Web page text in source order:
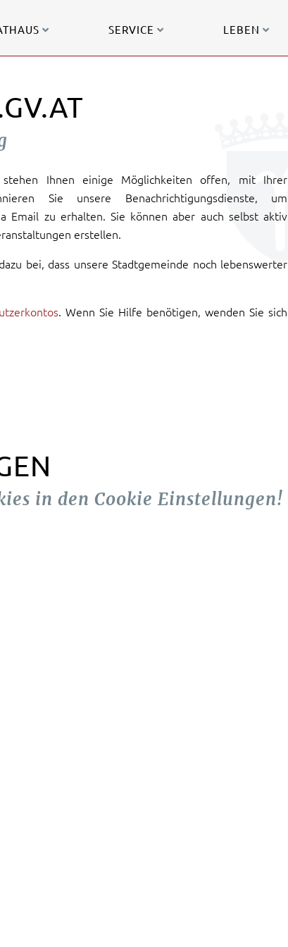
SERVICE LEBEN
Ihnen einige Möglichkeiten offen, mit Ihrer
Sie unsere Benachrichtigungsdienste, um
Email zu erhalten. Sie können aber auch selbst aktiv
erstellen.
bei, dass unsere Stadtgemeinde noch lebenswerter
. Wenn Sie Hilfe benötigen, wenden Sie sich
in den Cookie Einstellungen!